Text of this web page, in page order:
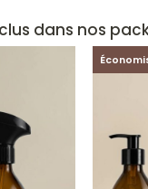
dans nos